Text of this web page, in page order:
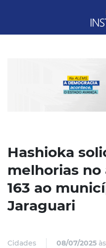
Hashioka
melhorias no
163 ao
Jaraguari
Cidades 08/07/2025